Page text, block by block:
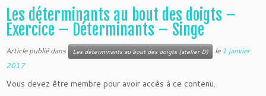
Les déterminants au bout des doigts –
Exercice – Déterminants – Singe
Article publié dans Les déterminants au bout des doigts (atelier D) le1 janvier
2017
Vous devez être membre pour avoir accès à ce contenu.